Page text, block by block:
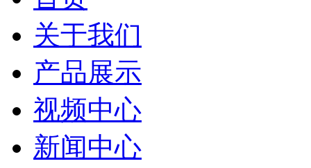
关于我们
产品展示
视频中心
新闻中心